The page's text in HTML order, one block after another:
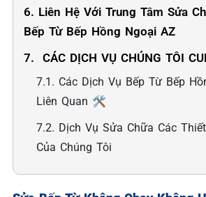
6. Liên Hệ Với Trung Tâm Sửa
Bếp Từ Bếp Hồng Ngoại AZ
7. ️ CÁC DỊCH VỤ CHÚNG TÔI
7.1. Các Dịch Vụ Bếp Từ Bếp
Liên Quan 🛠️
7.2. Dịch Vụ Sửa Chữa Các
Của Chúng Tôi